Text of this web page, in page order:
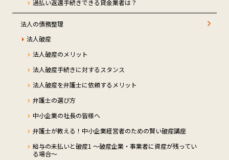
過払い返還手続きできる貸金業者は？
法人の債務整理
法人破産
法人破産のメリット
法人破産手続きに対するスタンス
法人破産を弁護士に依頼するメリット
弁護士の選び方
中小企業の社長の皆様へ
弁護士が教える！中小企業経営者のための賢い破産講座
給与の未払いと破産1 ～破産企業・事業者に資産が残ってい
る場合～